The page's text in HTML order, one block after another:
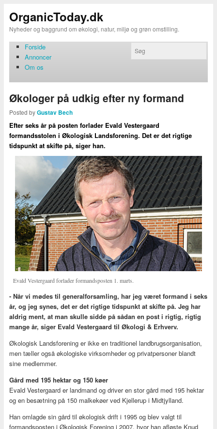
OrganicToday.dk
Nyheder og baggrund om økologi, natur, miljø og grøn omstilling.
Forside
Annoncer
Om os
Økologer på udkig efter ny formand
Posted byGustav Bech
Efter seks år på posten forlader Evald Vestergaard
formandsstolen i Økologisk Landsforening. Det er det rigtige
tidspunkt at skifte på, siger han.
Evald Vestergaard forlader formandsposten 1. marts.
- Når vi mødes til generalforsamling, har jeg været formand i seks
år, og jeg synes, det er det rigtige tidspunkt at skifte på. Jeg har
aldrig ment, at man skulle sidde på sådan en post i rigtig, rigtig
mange år, siger Evald Vestergaard til Økologi & Erhverv.
Økologisk Landsforening er ikke en traditionel landbrugsorganisation,
men tæller også økologiske virksomheder og privatpersoner blandt
sine medlemmer.
Gård med 195 hektar og 150 køer
Evald Vestergaard er landmand og driver en stor gård med 195 hektar
og en besætning på 150 malkekøer ved Kjellerup i Midtjylland.
Han omlagde sin gård til økologisk drift i 1995 og blev valgt til
formandsposten i Økologisk Forening i 2007, hvor han afløste Knud